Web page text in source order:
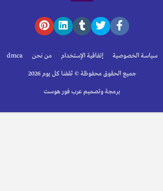
سياسة الخصوصية إتفاقية الإستخدام من نحن dmca
جميع الحقوق محفوظة © ثقفنا كل يوم 2026
برمجة وتصميم عرب فور هوست